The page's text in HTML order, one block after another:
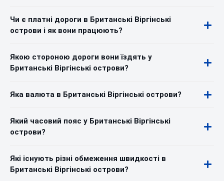
Чи є платні дороги в Британські Віргінські
острови і як вони працюють?
Якою стороною дороги вони їздять у
Британські Віргінські острови?
Яка валюта в Британські Віргінські острови?
Який часовий пояс у Британські Віргінські
острови?
Які існують різні обмеження швидкості в
Британські Віргінські острови?